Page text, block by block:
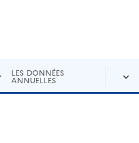
LES DONNÉES
ANNUELLES